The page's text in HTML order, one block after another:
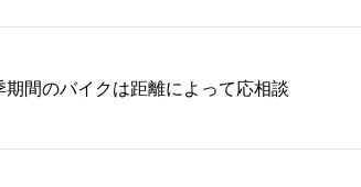
間のバイクは距離によって応相談